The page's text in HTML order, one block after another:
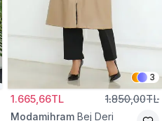
3
1.665,66TL 1.850,00TL
Modamihram Bej Deri